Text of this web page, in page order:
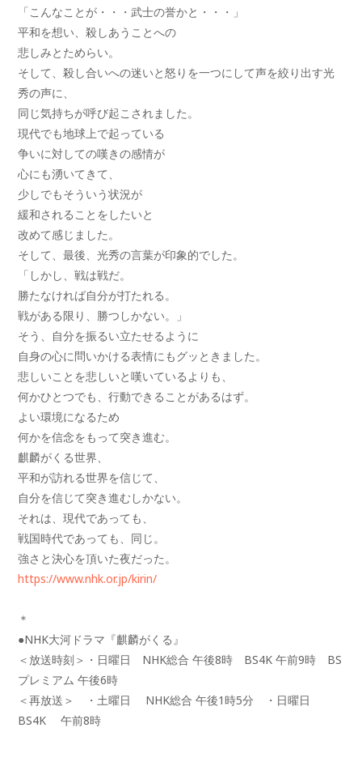
「こんなことが・・・武士の誉かと・・・」
平和を想い、殺しあうことへの
悲しみとためらい。
そして、殺し合いへの迷いと怒りを一つにして声を絞り出す光
秀の声に、
同じ気持ちが呼び起こされました。
現代でも地球上で起っている
争いに対しての嘆きの感情が
心にも湧いてきて、
少しでもそういう状況が
緩和されることをしたいと
改めて感じました。
そして、最後、光秀の言葉が印象的でした。
「しかし、戦は戦だ。
勝たなければ自分が打たれる。
戦がある限り、勝つしかない。」
そう、自分を振るい立たせるように
自身の心に問いかける表情にもグッときました。
悲しいことを悲しいと嘆いているよりも、
何かひとつでも、行動できることがあるはず。
よい環境になるため
何かを信念をもって突き進む。
麒麟がくる世界、
平和が訪れる世界を信じて、
自分を信じて突き進むしかない。
それは、現代であっても、
戦国時代であっても、同じ。
強さと決心を頂いた夜だった。
https://www.nhk.or.jp/kirin/
＊
●NHK大河ドラマ『麒麟がくる』
＜放送時刻＞・日曜日 NHK総合 午後8時 BS4K 午前9時 BS
プレミアム 午後6時
＜再放送＞ ・土曜日 NHK総合 午後1時5分 ・日曜日
BS4K 午前8時